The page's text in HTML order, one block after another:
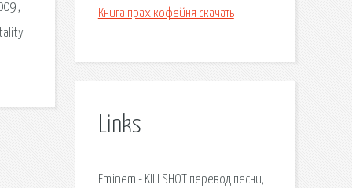
,
Книга прах кофейня скачать
Links
Eminem - KILLSHOT перевод песни,